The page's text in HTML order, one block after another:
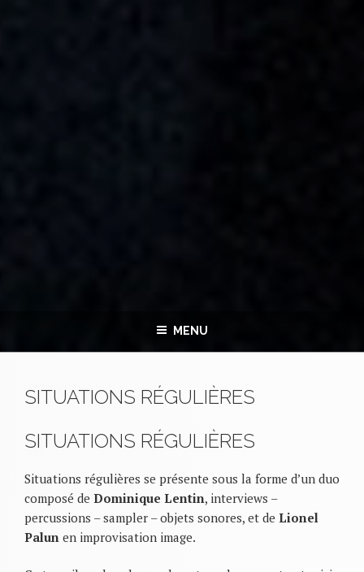
MENU
SITUATIONS RÉGULIÈRES
SITUATIONS RÉGULIÈRES
Situations régulières se présente sous la forme d’un duo
composé de Dominique Lentin, interviews –
percussions – sampler – objets sonores, et de Lionel
Palun en improvisation image.